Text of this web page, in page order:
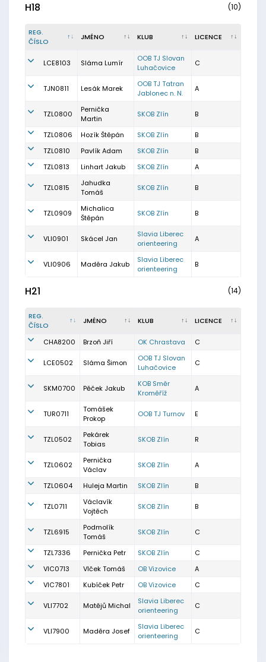
H18 (10)
REG.
ČÍSLO
JMÉNO KLUB LICENCE
LCE8103 Sláma Lumír
OOB TJ Slovan
Luhačovice
C
TJN0811 Lesák Marek
OOB TJ Tatran
Jablonec n. N.
A
TZL0800
Pernička
Martin
SKOB Zlín B
TZL0806 Hozík Štěpán SKOB Zlín
B
TZL0810
Pavlík Adam SKOB Zlín
B
TZL0813
Linhart Jakub SKOB Zlín A
TZL0815
Jahudka
Tomáš
SKOB Zlín B
TZL0909
Michalica
Štěpán
SKOB Zlín B
VLI0901 Skácel Jan
Slavia Liberec
orienteering
A
VLI0906 Maděra Jakub
Slavia Liberec
orienteering
B
H21 (14)
REG.
ČÍSLO
JMÉNO KLUB LICENCE
CHA8200 Brzoň Jiří OK Chrastava C
LCE0502 Sláma Šimon
OOB TJ Slovan
Luhačovice
C
SKM0700 Pěček Jakub
KOB Směr
Kroměříž
A
TUR0711
Tomášek
Prokop
OOB TJ Turnov E
TZL0502
Pekárek
Tobias
SKOB Zlín R
TZL0602
Pernička
Václav
SKOB Zlín A
TZL0604 Huleja Martin SKOB Zlín B
TZL0711
Václavík
Vojtěch
SKOB Zlín B
TZL6915
Podmolík
Tomáš
SKOB Zlín C
TZL7336 Pernička Petr SKOB Zlín
C
VIC0713
Vlček Tomáš OB Vizovice
A
VIC7801
Kubíček Petr OB Vizovice C
VLI7702 Matějů Michal
Slavia Liberec
orienteering
C
VLI7900 Maděra Josef
Slavia Liberec
orienteering
C